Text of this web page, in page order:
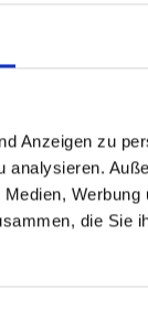
Anzeigen zu
analysieren.
die Sie
Ihnen
und